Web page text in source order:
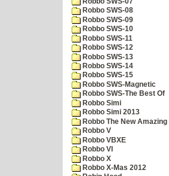
Robbo SWS-08
Robbo SWS-09
Robbo SWS-10
Robbo SWS-11
Robbo SWS-12
Robbo SWS-13
Robbo SWS-14
Robbo SWS-15
Robbo SWS-Magnetic
Robbo SWS-The Best Of
Robbo Simi
Robbo Simi 2013
Robbo The New
Robbo V
Robbo VBXE
Robbo VI
Robbo X
Robbo X-Mas 2012